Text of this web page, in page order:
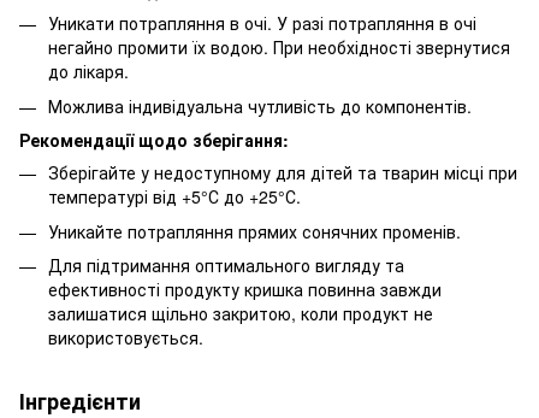
Уникати потрапляння в очі. У разі потрапляння в очі
негайно промити їх водою. При необхідності звернутися
до лікаря.
Можлива індивідуальна чутливість до компонентів.
Рекомендації щодо зберігання:
Зберігайте у недоступному для дітей та тварин місці при
температурі від +5°С до +25°С.
Уникайте потрапляння прямих сонячних променів.
Для підтримання оптимального вигляду та
ефективності продукту кришка повинна завжди
залишатися щільно закритою, коли продукт не
використовується.
Інгредієнти